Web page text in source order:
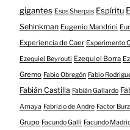
gigantes Esos Sherpas Espíritu
Sehinkman Eugenio Mandrini
Experiencia de Caer Experimento
Ezequiel Beyrouti Ezequiel Borra
Gremo Fabio Obregón Fabio
Fabián Castilla Fabián Gallardo
Amaya Fabrizio de Andre Factor
Grupo Facundo Galli Facundo